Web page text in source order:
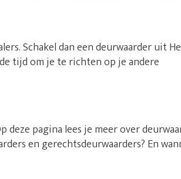
Schakel dan een deurwaarder uit
tijd om je te richten op je andere
pagina lees je meer over
en gerechtsdeurwaarders? En